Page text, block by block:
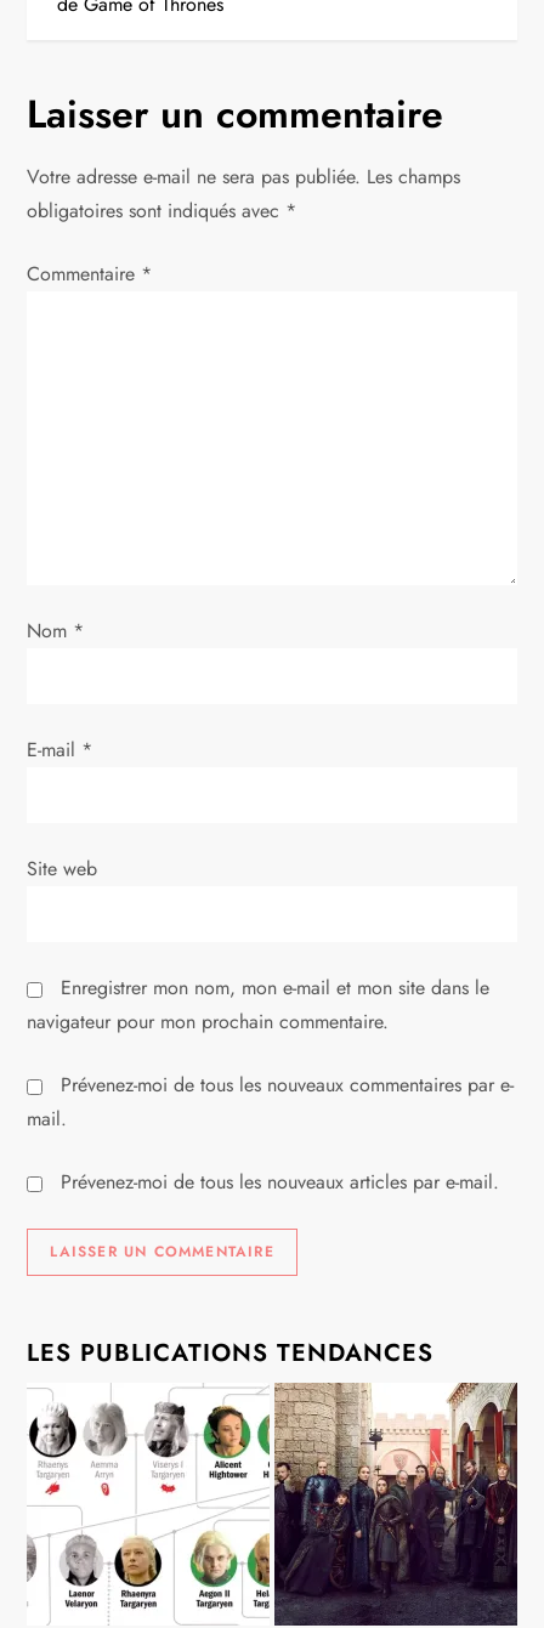
g
a
t
i
’
r
i
l
e
Laisser un commentaire
Votre adresse e-mail ne sera pas publiée. Les champs
obligatoires sont indiqués avec *
Commentaire *
Nom *
E-mail *
Site web
Enregistrer mon nom, mon e-mail et mon site dans le
navigateur pour mon prochain commentaire.
Prévenez-moi de tous les nouveaux commentaires par e-
mail.
Prévenez-moi de tous les nouveaux articles par e-mail.
LES PUBLICATIONS TENDANCES